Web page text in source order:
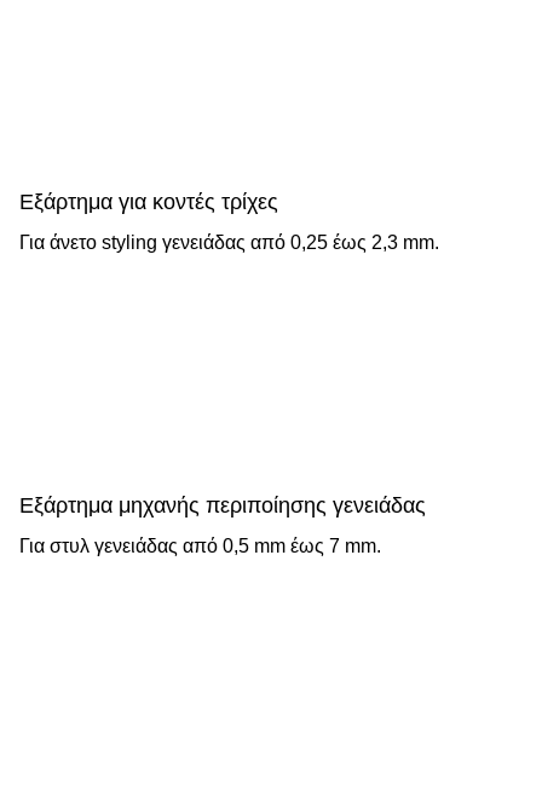
Εξάρτημα για κοντές τρίχες
Για άνετο styling γενειάδας από 0,25 έως 2,3 mm.
Εξάρτημα μηχανής περιποίησης γενειάδας
Για στυλ γενειάδας από 0,5 mm έως 7 mm.